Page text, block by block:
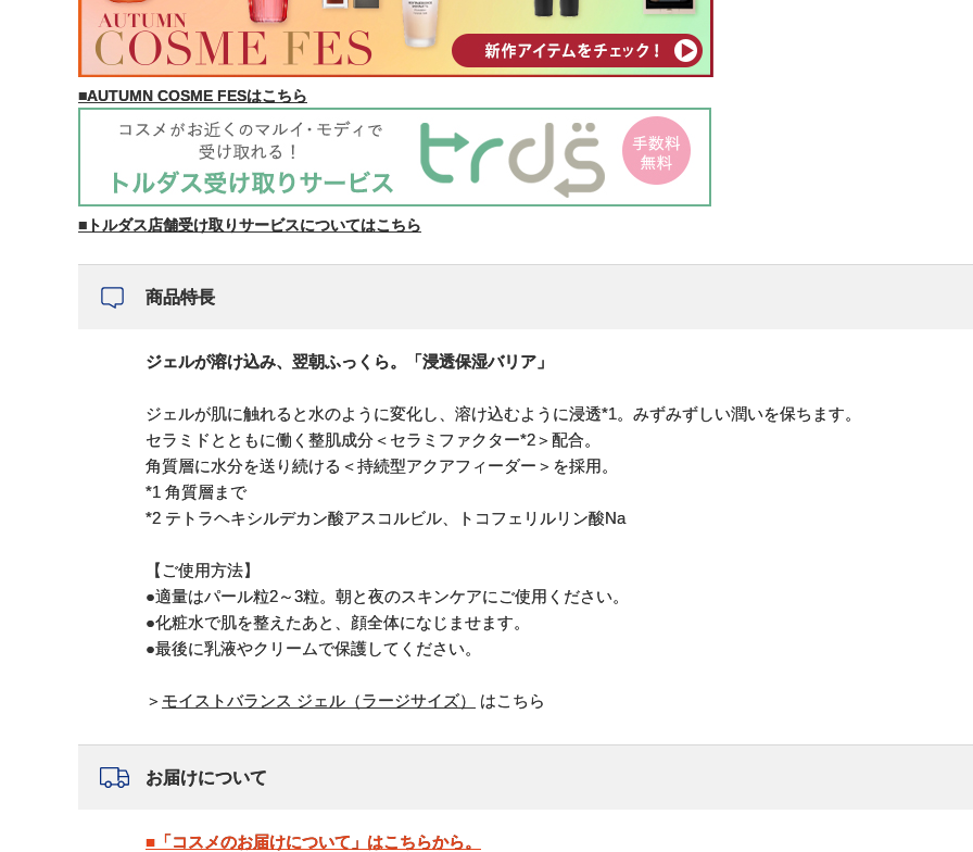
■AUTUMN COSME FESはこちら
■トルダス店舗受け取りサービスについてはこちら
商品特長
ジェルが溶け込み、翌朝ふっくら。「浸透保湿バリア」
ジェルが肌に触れると水のように変化し、溶け込むように浸透*1。みずみずしい潤いを保ちます。
セラミドとともに働く整肌成分＜セラミファクター*2＞配合。
角質層に水分を送り続ける＜持続型アクアフィーダー＞を採用。
*1 角質層まで
*2 テトラヘキシルデカン酸アスコルビル、トコフェリルリン酸Na
【ご使用方法】
●適量はパール粒2～3粒。朝と夜のスキンケアにご使用ください。
●化粧水で肌を整えたあと、顔全体になじませます。
●最後に乳液やクリームで保護してください。
＞ モイストバランス ジェル（ラージサイズ） はこちら
お届けについて
■「コスメのお届けについて」はこちらから。